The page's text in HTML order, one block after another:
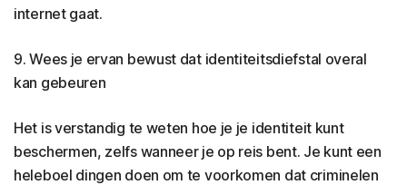
internet gaat.
9. Wees je ervan bewust dat identiteitsdiefstal overal
kan gebeuren
Het is verstandig te weten hoe je je identiteit kunt
beschermen, zelfs wanneer je op reis bent. Je kunt een
heleboel dingen doen om te voorkomen dat criminelen